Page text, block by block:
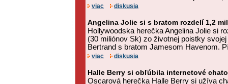
viac diskusia
Angelina Jolie si s bratom rozdelí 1,2
Hollywoodska herečka Angelina Jolie si
(30 miliónov Sk) zo životnej poistky
Bertrand s bratom Jamesom Havenom.
viac diskusia
Halle Berry si obľúbila internetové
Oscarová herečka Halle Berry si užíva